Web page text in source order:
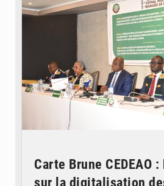
Carte Brune CEDEAO
sur la digitalisation